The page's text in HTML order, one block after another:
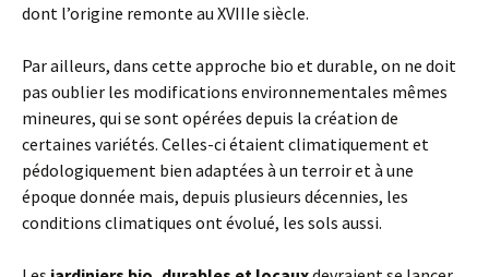
dont l’origine remonte au XVIIIe siècle.
Par ailleurs, dans cette approche bio et durable, on ne doit
pas oublier les modifications environnementales mêmes
mineures, qui se sont opérées depuis la création de
certaines variétés. Celles-ci étaient climatiquement et
pédologiquement bien adaptées à un terroir et à une
époque donnée mais, depuis plusieurs décennies, les
conditions climatiques ont évolué, les sols aussi.